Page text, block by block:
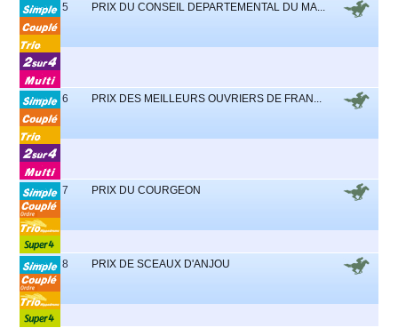
5 PRIX DU CONSEIL DEPARTEMENTAL DU MA...
6 PRIX DES MEILLEURS OUVRIERS DE FRAN...
7 PRIX DU COURGEON
8 PRIX DE SCEAUX D'ANJOU